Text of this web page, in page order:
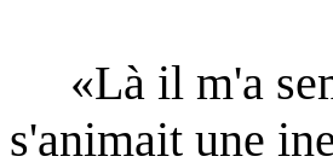
«Là il m'a
s'animait une